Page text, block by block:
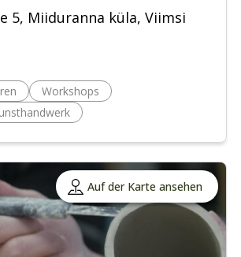
5, Miiduranna küla, Viimsi
Workshops
Auf der Karte ansehen